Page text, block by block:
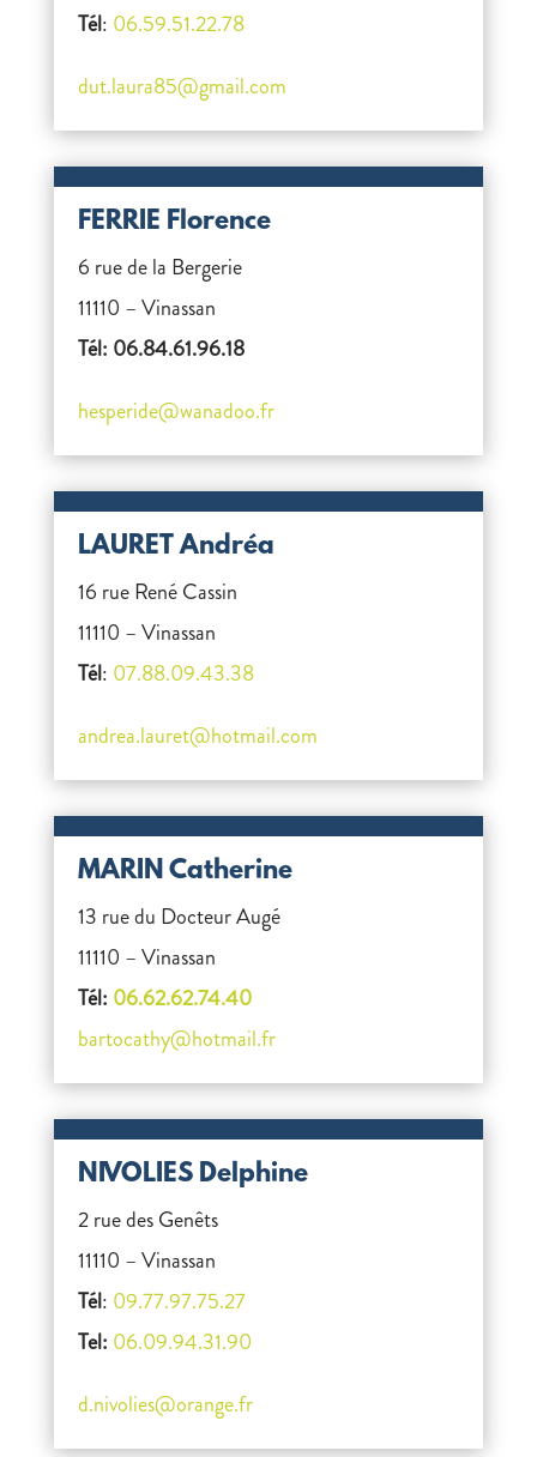
Tél: 06.59.51.22.78
dut.laura85@gmail.com
FERRIE Florence
6 rue de la Bergerie
11110 – Vinassan
Tél: 06.84.61.96.18
hesperide@wanadoo.fr
LAURET Andréa
16 rue René Cassin
11110 – Vinassan
Tél: 07.88.09.43.38
andrea.lauret@hotmail.com
MARIN Catherine
13 rue du Docteur Augé
11110 – Vinassan
Tél: 06.62.62.74.40
bartocathy@hotmail.fr
NIVOLIES Delphine
2 rue des Genêts
11110 – Vinassan
Tél: 09.77.97.75.27
Tel: 06.09.94.31.90
d.nivolies@orange.fr